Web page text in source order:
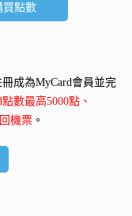
買點數
冊成為MyCard會員並完
數最高5000點、
機票 。